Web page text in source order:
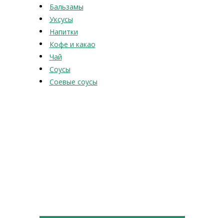
Бальзамы
Уксусы
Напитки
Кофе и какао
Чай
Соусы
Соевые соусы